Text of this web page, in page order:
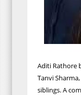
Aditi Rathore
Tanvi
siblings. A